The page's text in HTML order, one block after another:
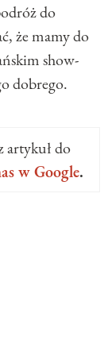
do
że mamy do
show-
dobrego.
artykuł do
w Google.